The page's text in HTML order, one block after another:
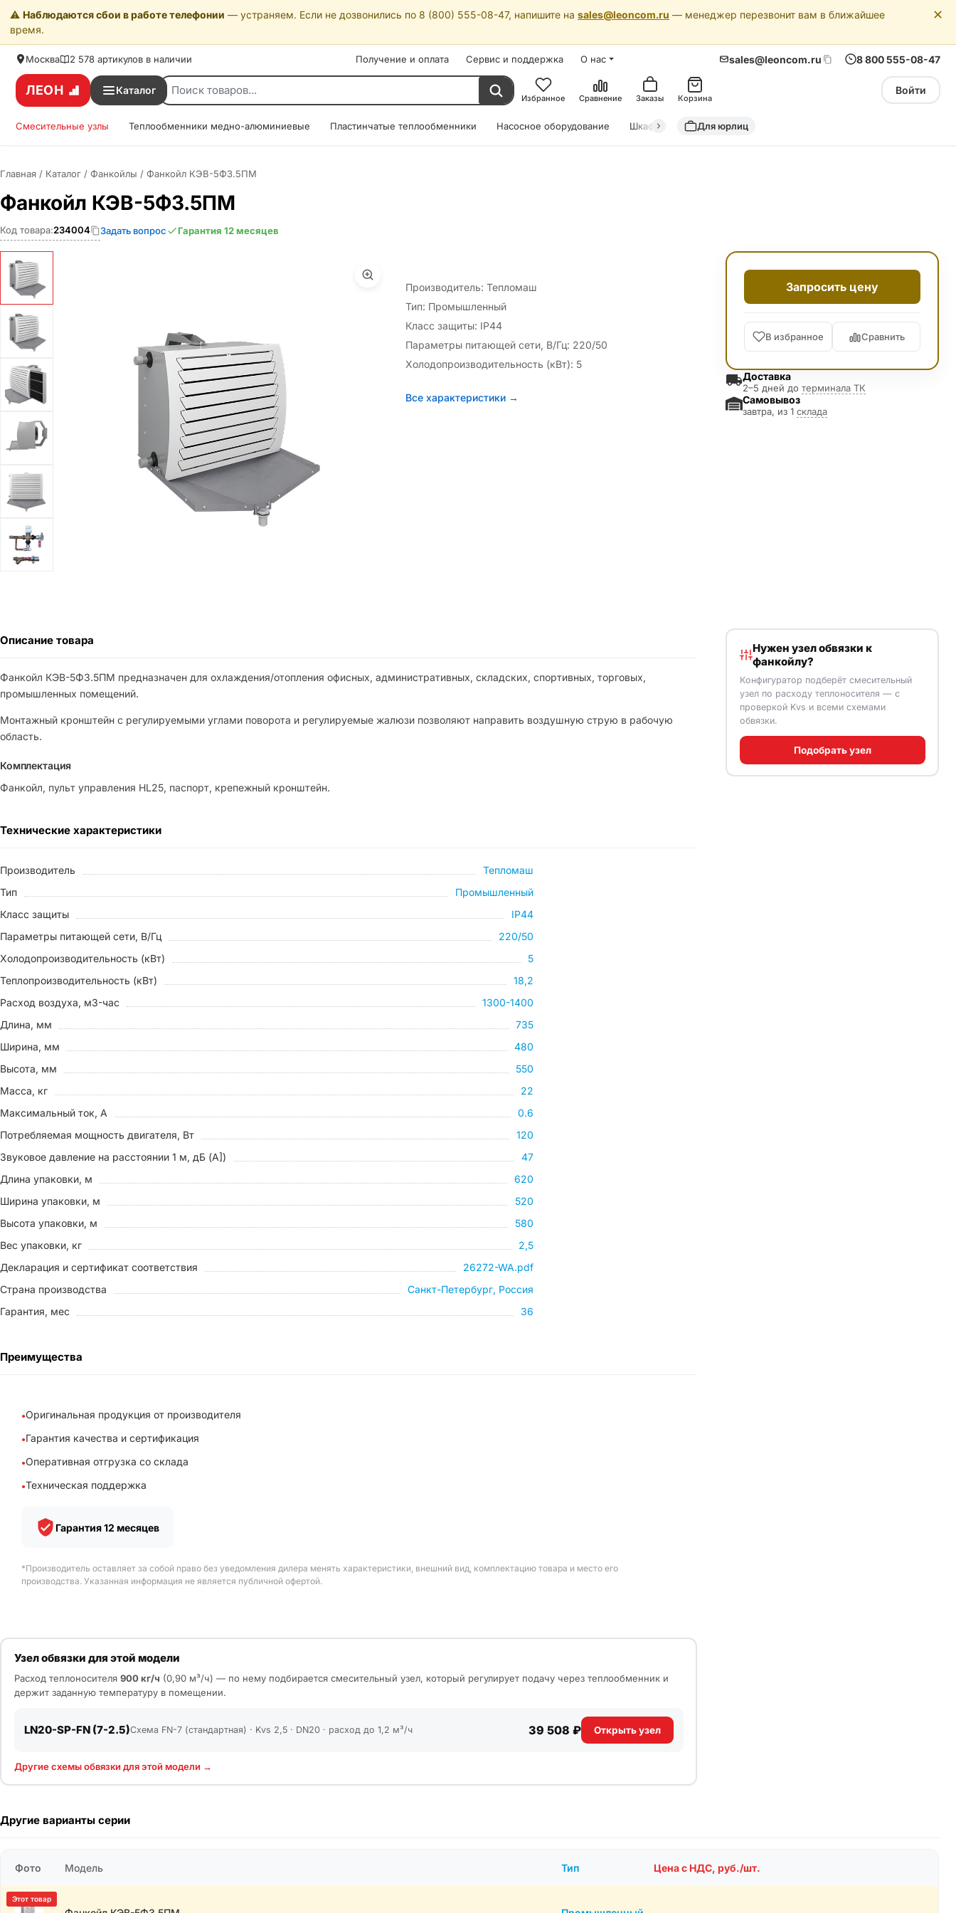
⚠️ Наблюдаются сбои в работе телефонии — устраняем. Если не дозвонились по 8 (800) 555-08-47, напишите на sales@leoncom.ru — менеджер перезвонит вам в ближайшее
время.
✕
Москва 2 578 артикулов в наличии Получение и оплата Сервис и поддержка О нас sales@leoncom.ru 8 800 555-08-47
ЛЕОН Каталог
Избранное Сравнение Заказы Корзина
Войти
Смесительные узлы Теплообменники медно-алюминиевые Пластинчатые теплообменники Насосное оборудование Шкафы автоматики Драйкулеры (сухие охладители)
Для юрлиц
Главная / Каталог / Фанкойлы / Фанкойл КЭВ-5Ф3.5ПМ
Фанкойл КЭВ-5Ф3.5ПМ
Код товара:234004 Задать вопрос Гарантия 12 месяцев
Производитель: Тепломаш
Тип: Промышленный
Класс защиты: IP44
Параметры питающей сети, В/Гц: 220/50
Холодопроизводительность (кВт): 5
Все характеристики →
Запросить цену
В избранное Сравнить
Доставка
2–5 дней до терминала ТК
Самовывоз
завтра, из 1 склада
Описание товара
Фанкойл КЭВ-5Ф3.5ПМ предназначен для охлаждения/отопления офисных, административных, складских, спортивных, торговых,
промышленных помещений.
Монтажный кронштейн с регулируемыми углами поворота и регулируемые жалюзи позволяют направить воздушную струю в рабочую
область.
Комплектация
Фанкойл, пульт управления HL25, паспорт, крепежный кронштейн.
Технические характеристики
Производитель
Тепломаш
Тип
Промышленный
Класс защиты
IP44
Параметры питающей сети, В/Гц
220/50
Холодопроизводительность (кВт)
5
Теплопроизводительность (кВт)
18,2
Расход воздуха, м3-час
1300-1400
Длина, мм
735
Ширина, мм
480
Высота, мм
550
Масса, кг
22
Максимальный ток, A
0.6
Потребляемая мощность двигателя, Вт
120
Звуковое давление на расстоянии 1 м, дБ (A])
47
Длина упаковки, м
620
Ширина упаковки, м
520
Высота упаковки, м
580
Вес упаковки, кг
2,5
Декларация и сертификат соответствия
26272-WA.pdf
Страна производства
Санкт-Петербург, Россия
Гарантия, мес
36
Преимущества
Оригинальная продукция от производителя
Гарантия качества и сертификация
Оперативная отгрузка со склада
Техническая поддержка
Гарантия 12 месяцев
*Производитель оставляет за собой право без уведомления дилера менять характеристики, внешний вид, комплектацию товара и место его
производства. Указанная информация не является публичной офертой.
Узел обвязки для этой модели
Расход теплоносителя 900 кг/ч (0,90 м³/ч) — по нему подбирается смесительный узел, который регулирует подачу через теплообменник и
держит заданную температуру в помещении.
LN20-SP-FN (7-2.5)Схема FN-7 (стандартная) · Kvs 2,5 · DN20 · расход до 1,2 м³/ч 39 508 ₽ Открыть узел
Другие схемы обвязки для этой модели →
Нужен узел обвязки к
фанкойлу?
Конфигуратор подберёт смесительный
узел по расходу теплоносителя — с
проверкой Kvs и всеми схемами
обвязки.
Подобрать узел
Другие варианты серии
Фото Модель Тип Цена с НДС, руб./шт.